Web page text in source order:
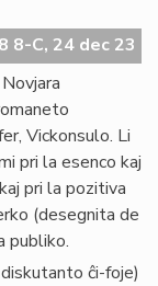
8-C, 24 dec 23
Vickonsulo. Li
pri la esenco kaj
pri la pozitiva
(desegnita de
publiko.
ĉi-foje)